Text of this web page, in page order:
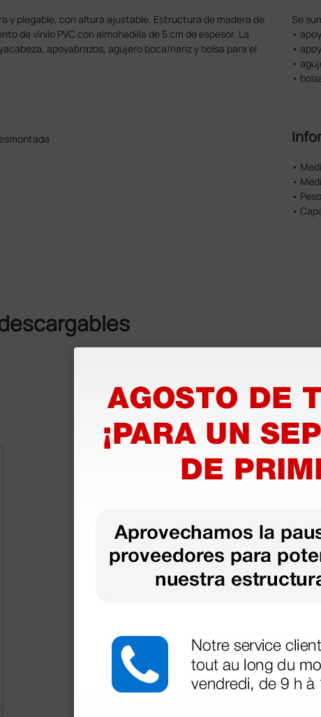
y plegable, con altura ajustable. Estructura de madera de
de vinilo PVC con almohadilla de 5 cm de espesor. La
apoyabrazos, agujero boca/nariz y bolsa para el
Se
•
•
•
•
•
•
•
•